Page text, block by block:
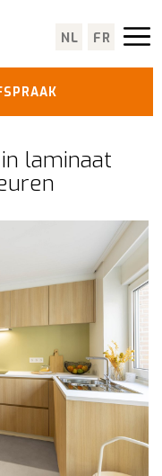
NL FR
laminaat